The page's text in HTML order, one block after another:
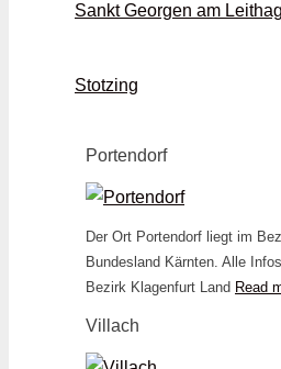
Sankt Georgen am
Stotzing
Portendorf
Der Ort Portendorf liegt im
Bundesland Kärnten. Alle
Bezirk Klagenfurt Land Read
Villach